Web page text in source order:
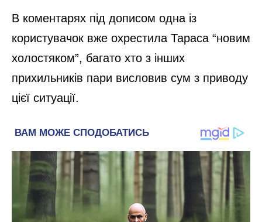
В коментарях під дописом одна із
користувачок вже охрестила Тараса “новим
холостяком”, багато хто з інших
прихильників пари висловив сум з приводу
цієї ситуації.